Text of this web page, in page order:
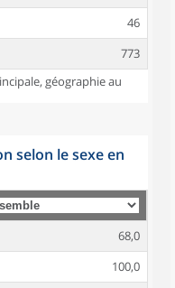
46
773
géographie au
selon le sexe en
68,0
100,0